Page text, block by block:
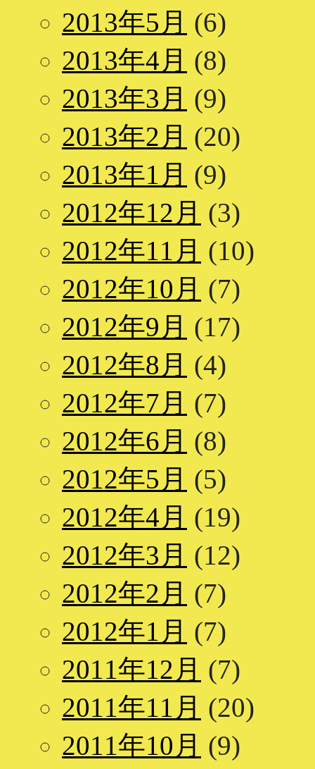
2013年5月 (6)
2013年4月 (8)
2013年3月 (9)
2013年2月 (20)
2013年1月 (9)
2012年12月 (3)
2012年11月 (10)
2012年10月 (7)
2012年9月 (17)
2012年8月 (4)
2012年7月 (7)
2012年6月 (8)
2012年5月 (5)
2012年4月 (19)
2012年3月 (12)
2012年2月 (7)
2012年1月 (7)
2011年12月 (7)
2011年11月 (20)
2011年10月 (9)